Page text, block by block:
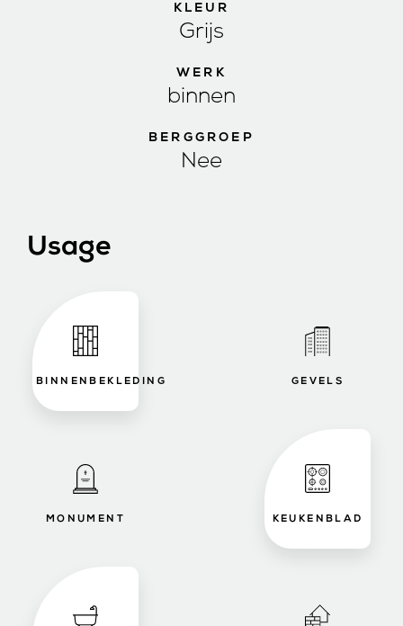
KLEUR
Grijs
WERK
binnen
BERGGROEP
Nee
Usage
BINNENBEKLEDING GEVELS
MONUMENT KEUKENBLAD